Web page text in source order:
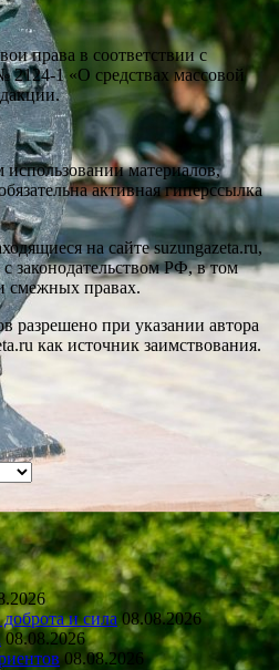
права в соответствии с
1 «О средствах массовой
материалов,
активная гиперссылка
на сайте suzungazeta.ru,
законодательством РФ, в том
смежных правах.
разрешено при указании автора
как источник заимствования.
и сила 08.08.2026
08.08.2026
08.08.2026